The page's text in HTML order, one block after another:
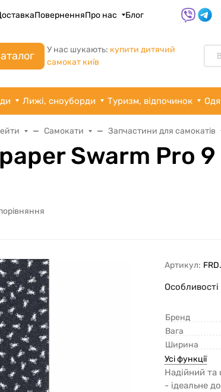
ПоверненняПро нас Блог
У нас шукають: купити дитячий
самокат київ
Лижі, сноуборди Туризм, відпочинок
Самокати Запчастини для самокатів
Swarm Pro 9
Артикул:
Особливості
Бренд
Вага
Ширина
Усі функції
Надійний
- ідеальне